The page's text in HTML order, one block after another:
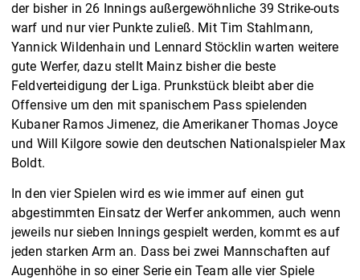
der bisher in 26 Innings außergewöhnliche 39 Strike-outs
warf und nur vier Punkte zuließ. Mit Tim Stahlmann,
Yannick Wildenhain und Lennard Stöcklin warten weitere
gute Werfer, dazu stellt Mainz bisher die beste
Feldverteidigung der Liga. Prunkstück bleibt aber die
Offensive um den mit spanischem Pass spielenden
Kubaner Ramos Jimenez, die Amerikaner Thomas Joyce
und Will Kilgore sowie den deutschen Nationalspieler Max
Boldt.
In den vier Spielen wird es wie immer auf einen gut
abgestimmten Einsatz der Werfer ankommen, auch wenn
jeweils nur sieben Innings gespielt werden, kommt es auf
jeden starken Arm an. Dass bei zwei Mannschaften auf
Augenhöhe in so einer Serie ein Team alle vier Spiele